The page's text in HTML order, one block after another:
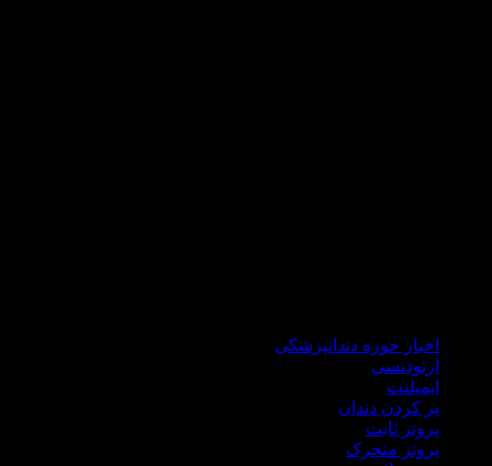
اخبار حوزه دندانپزشکی
ارتودنسی
ایمپلنت
پر کردن دندان
پروتز ثابت
پروتز متحرک